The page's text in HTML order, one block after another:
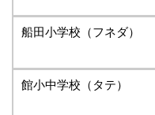
船田小学校（フネダ）
館小中学校（タテ）